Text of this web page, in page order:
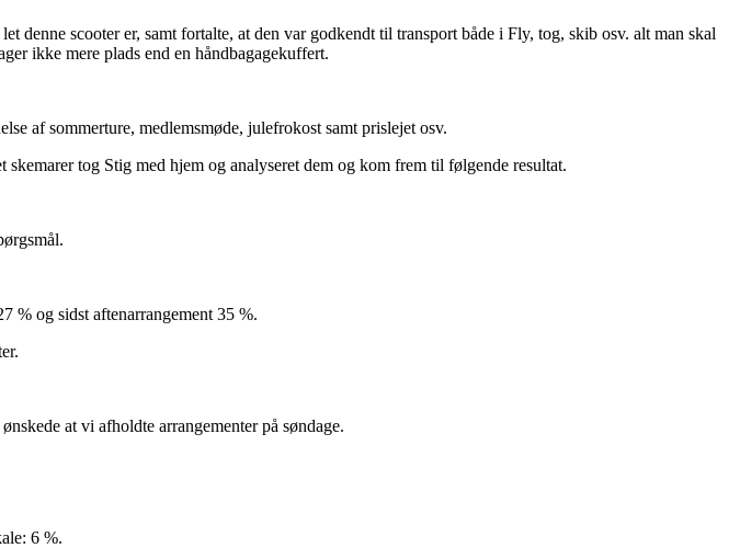
scooter er, samt fortalte, at den var godkendt til transport både i Fly, tog, skib osv. alt man skal
ikke mere plads end en håndbagagekuffert.
af sommerture, medlemsmøde, julefrokost samt prislejet osv.
tog Stig med hjem og analyseret dem og kom frem til følgende resultat.
% og sidst aftenarrangement 35 %.
at vi afholdte arrangementer på søndage.
6 %.